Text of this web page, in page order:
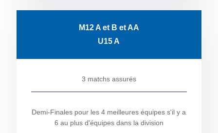
M12 A et B et AA
U15 A
3 matchs assurés
Demi-Finales pour les 4 meilleures équipes s'il y a
6 au plus d'équipes dans la division